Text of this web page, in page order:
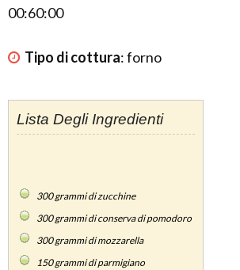
00:60:00
Tipo di cottura:forno
Lista Degli Ingredienti
300grammi di zucchine
300grammi di conserva di pomodoro
300grammi di mozzarella
150grammi di parmigiano